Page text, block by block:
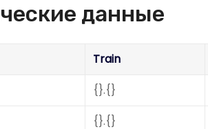
данные
Train
{}.{}
{}.{}